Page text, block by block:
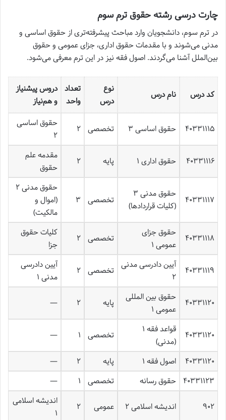
چارت درسی رشته حقوق ترم سوم
در ترم سوم، دانشجویان وارد مباحث پیشرفته‌تری از حقوق اساسی و
مدنی می‌شوند و با مقدمات حقوق اداری، جزای عمومی و حقوق
بین‌الملل آشنا می‌گردند. اصول فقه نیز در این ترم معرفی می‌شود.
کد درس نام درس
نوع
درس
تعداد
واحد
دروس پیشنیاز
و هم‌نیاز
۴۰۳۳۱۱۱۵ حقوق اساسی ۳ تخصصی ۲
حقوق اساسی
۲
۴۰۳۳۱۱۱۶ حقوق اداری ۱ پایه ۲
مقدمه علم
حقوق
۴۰۳۳۱۱۱۷
حقوق مدنی ۳
(کلیات قراردادها)
تخصصی ۳
حقوق مدنی ۲
(اموال و
مالکیت)
۴۰۳۳۱۱۱۸
حقوق جزای
عمومی ۱
تخصصی ۲
کلیات حقوق
جزا
۴۰۳۳۱۱۱۹
آیین دادرسی مدنی
۲
تخصصی ۲
آیین دادرسی
مدنی ۱
۴۰۳۳۱۱۲۰
حقوق بین المللی
عمومی ۱
پایه ۲ —
۴۰۳۳۱۱۲۰
قواعد فقه ۱
(مدنی)
تخصصی ۱ —
۴۰۳۳۱۱۲۰ اصول فقه ۱ پایه ۲
—
۴۰۳۳۱۱۲۳
حقوق رسانه تخصصی ۱ —
۹۰۲ اندیشه اسلامی ۲ عمومی ۲
اندیشه اسلامی
۱